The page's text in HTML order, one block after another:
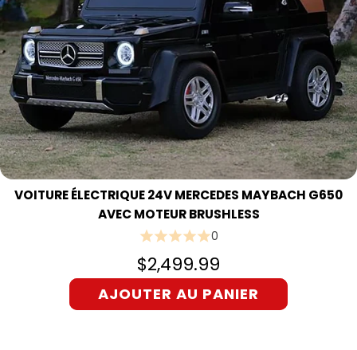
VOITURE ÉLECTRIQUE 24V MERCEDES MAYBACH G650
AVEC MOTEUR BRUSHLESS
0
$2,499.99
AJOUTER AU PANIER